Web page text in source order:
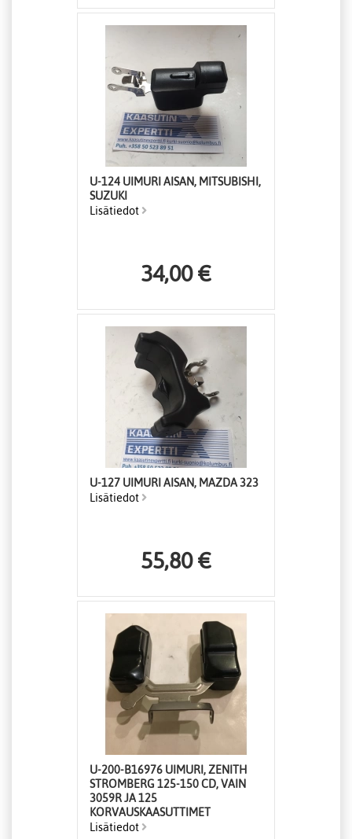
U-124 UIMURI AISAN, MITSUBISHI,
SUZUKI
Lisätiedot
34,00 €
U-127 UIMURI AISAN, MAZDA 323
Lisätiedot
55,80 €
U-200-B16976 UIMURI, ZENITH
STROMBERG 125-150 CD, VAIN
3059R JA 125
KORVAUSKAASUTTIMET
Lisätiedot